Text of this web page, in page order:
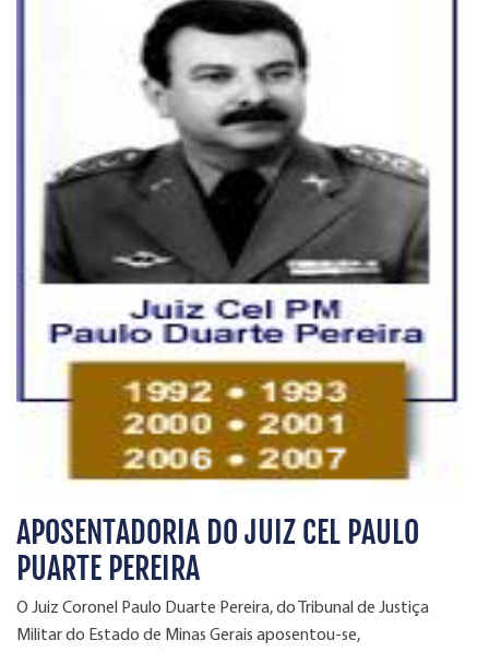
APOSENTADORIA DO JUIZ CEL PAULO
PUARTE PEREIRA
O Juiz Coronel Paulo Duarte Pereira, do Tribunal de Justiça
Militar do Estado de Minas Gerais aposentou-se,